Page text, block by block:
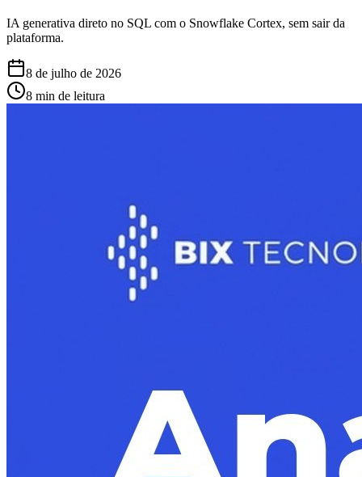
IA generativa direto no SQL com o Snowflake Cortex, sem sair da
plataforma.
8 de julho de 2026
8 min de leitura